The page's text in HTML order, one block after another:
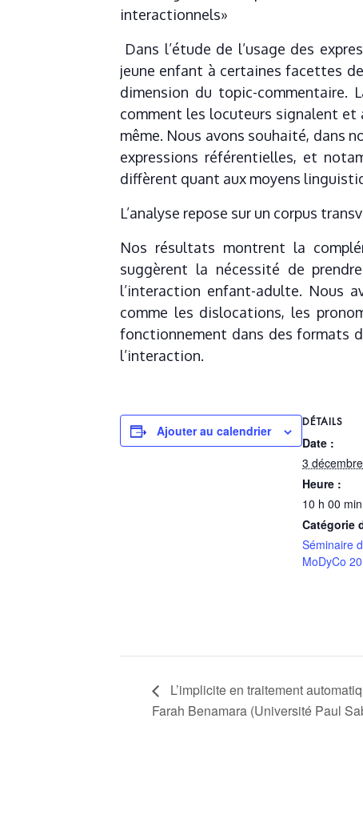
interactionnels»
Dans l’étude de l’usage des
jeune enfant à certaines facettes
dimension du topic-
comment les locuteurs signalent et
même. Nous avons souhaité, dans
expressions référentielles, et
diffèrent quant aux moyens
L’analyse repose sur un corpus
Nos résultats montrent la
suggèrent la nécessité de
l’interaction enfant-adulte. Nous
comme les dislocations, les
fonctionnement dans des formats
l’interaction.
Ajouter au calendrier
DÉTAILS
Date :
3
Heure :
10 h 00
Catégorie
Séminaire
MoDyCo
L’implicite en traitement
Farah Benamara (Université Paul